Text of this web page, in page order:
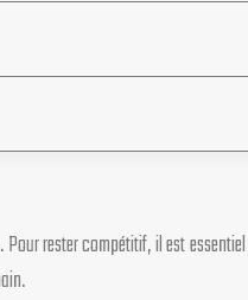
rester compétitif, il est